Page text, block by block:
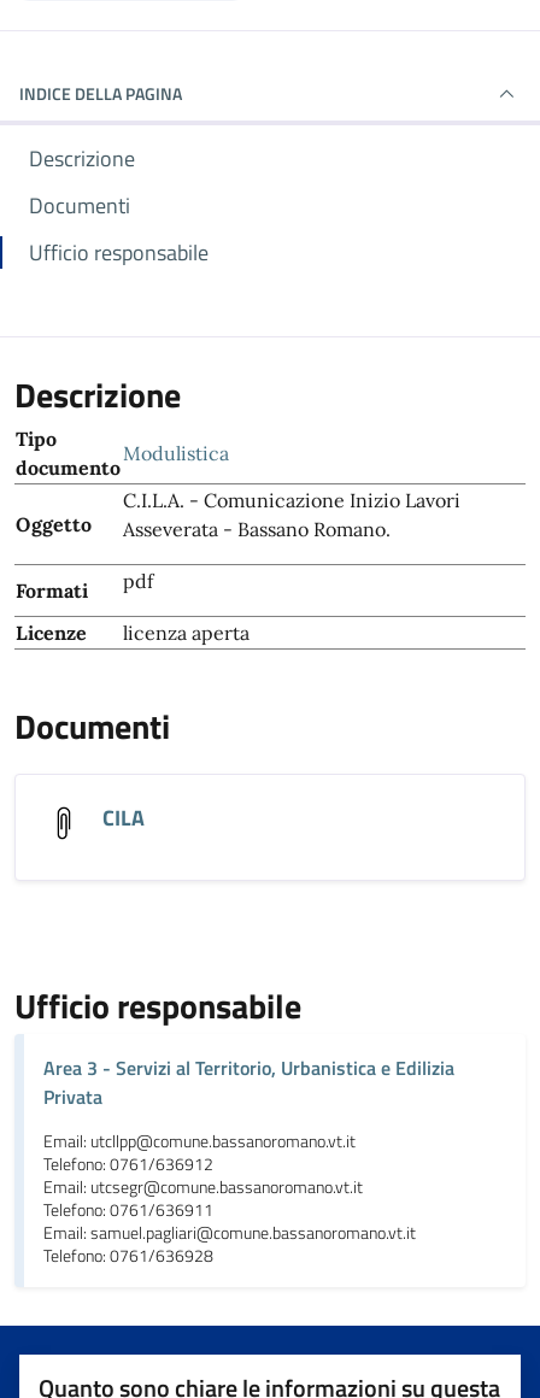
INDICE DELLA PAGINA
Descrizione
Documenti
Ufficio responsabile
Descrizione
Tipo
documento
Modulistica
Oggetto
C.I.L.A. - Comunicazione Inizio Lavori
Asseverata - Bassano Romano.
Formati pdf
Licenze licenza aperta
Documenti
CILA
Ufficio responsabile
Area 3 - Servizi al Territorio, Urbanistica e Edilizia
Privata
Email: utcllpp@comune.bassanoromano.vt.it
Telefono: 0761/636912
Email: utcsegr@comune.bassanoromano.vt.it
Telefono: 0761/636911
Email: samuel.pagliari@comune.bassanoromano.vt.it
Telefono: 0761/636928
Quanto sono chiare le informazioni su questa